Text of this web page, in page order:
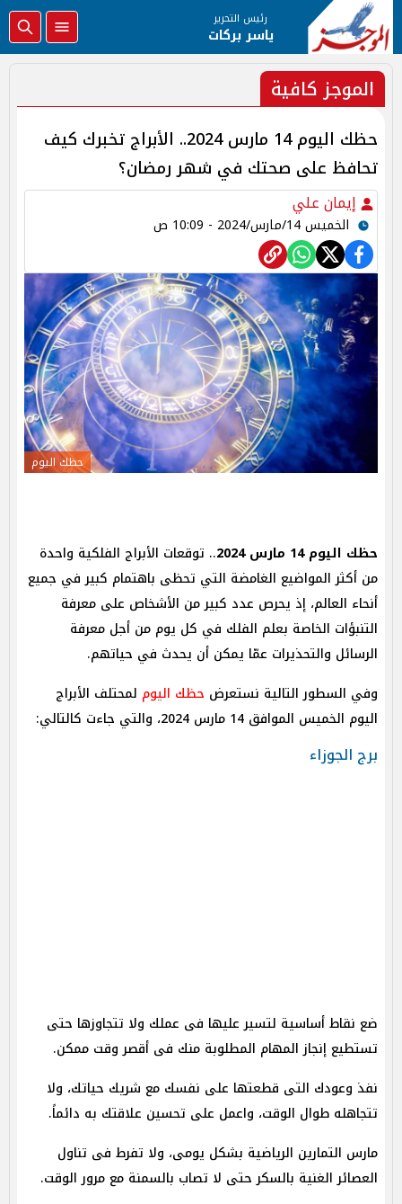
رئيس التحرير
ياسر بركات
الموجز كافية
حظك اليوم 14 مارس 2024.. الأبراج تخبرك كيف
تحافظ على صحتك في شهر رمضان؟
إيمان علي
الخميس 14/مارس/2024 - 10:09 ص
حظك اليوم
حظك اليوم 14 مارس 2024
.. توقعات الأبراج الفلكية واحدة
من أكثر المواضيع الغامضة التي تحظى باهتمام كبير في جميع
أنحاء العالم، إذ يحرص عدد كبير من الأشخاص على معرفة
التنبؤات الخاصة بعلم الفلك في كل يوم من أجل معرفة
الرسائل والتحذيرات عمّا يمكن أن يحدث في حياتهم.
وفي السطور التالية نستعرض حظك اليوم لمحتلف الأبراج
اليوم الخميس الموافق 14 مارس 2024، والتي جاءت كالتالي:
برج الجوزاء
ضع نقاط أساسية لتسير عليها فى عملك ولا تتجاوزها حتى
تستطيع إنجاز المهام المطلوبة منك فى أقصر وقت ممكن.
نفذ وعودك التى قطعتها على نفسك مع شريك حياتك، ولا
تتجاهله طوال الوقت، واعمل على تحسين علاقتك به دائماً.
مارس التمارين الرياضية بشكل يومى، ولا تفرط فى تناول
العصائر الغنية بالسكر حتى لا تصاب بالسمنة مع مرور الوقت.